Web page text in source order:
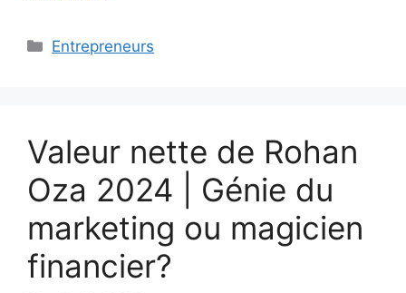
Categories
Entrepreneurs
Valeur nette de Rohan
Oza 2024 | Génie du
marketing ou magicien
financier?